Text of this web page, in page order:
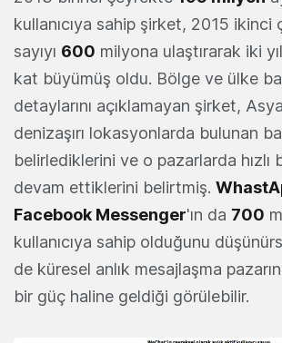
kullanıcıya sahip şirket, 2015 ikinci
sayıyı 600 milyona ulaştırarak iki
kat büyümüş oldu. Bölge ve ülke
detaylarını açıklamayan şirket,
denizaşırı lokasyonlarda bulunan
belirlediklerini ve o pazarlarda hızlı
devam ettiklerini belirtmiş.
Facebook Messenger'ın da 700
kullanıcıya sahip olduğunu
de küresel anlık mesajlaşma
bir güç haline geldiği görülebilir.